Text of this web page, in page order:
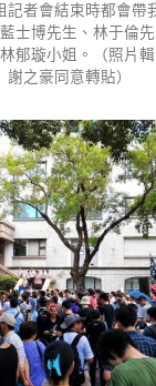
記者會結束時都會帶
士博先生、林于倫
郁璇小姐。（照片
謝之豪同意轉貼）